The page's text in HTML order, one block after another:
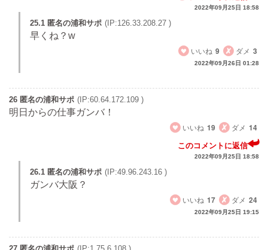
2022年09月25日 18:58
25.1 匿名の浦和サポ (IP:126.33.208.27 )
早くね？w
いいね 9 ダメ 3
2022年09月26日 01:28
26 匿名の浦和サポ (IP:60.64.172.109 )
明日からの仕事ガンバ！
いいね 19 ダメ 14
このコメントに返信
2022年09月25日 18:58
26.1 匿名の浦和サポ (IP:49.96.243.16 )
ガンバ大阪？
いいね 17 ダメ 24
2022年09月25日 19:15